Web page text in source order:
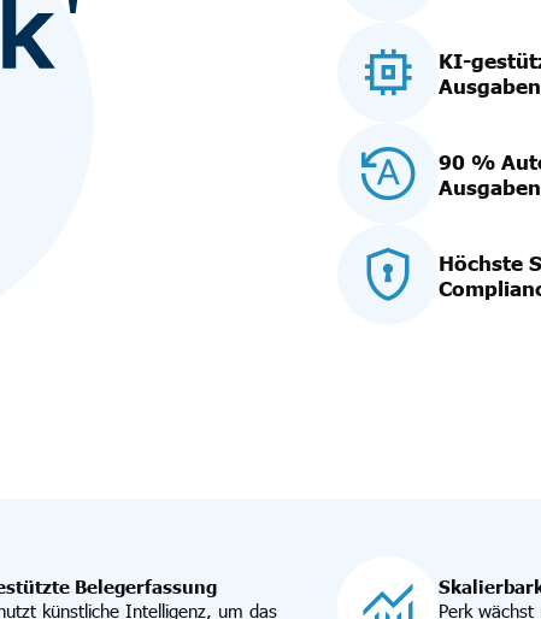
KI-
90 %
Höchste
Belegerfassung
künstliche Intelligenz, um das
Perk